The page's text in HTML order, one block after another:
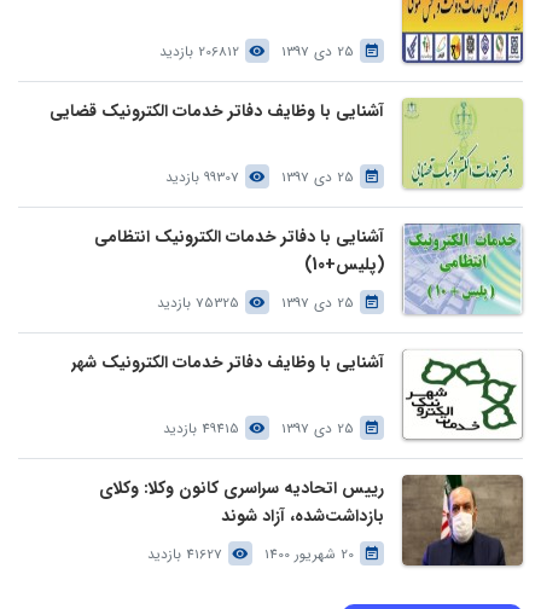
25 دی 1397 206812 بازدید
آشنایی با وظایف دفاتر خدمات الکترونیک قضایی
25 دی 1397 99307 بازدید
آشنایی با دفاتر خدمات الکترونیک انتظامی
(پلیس+10)
25 دی 1397 75325 بازدید
آشنایی با وظایف دفاتر خدمات الکترونیک شهر
25 دی 1397 49415 بازدید
رییس اتحادیه سراسری کانون وکلا: وکلای
بازداشت‌شده، آزاد شوند
20 شهریور 1400 41627 بازدید